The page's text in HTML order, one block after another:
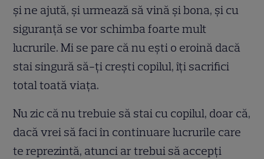
și ne ajută, și urmează să vină și bona, și cu
siguranță se vor schimba foarte mult
lucrurile. Mi se pare că nu ești o eroină dacă
stai singură să-ți crești copilul, îți sacrifici
total toată viața.
Nu zic că nu trebuie să stai cu copilul, doar că,
dacă vrei să faci în continuare lucrurile care
te reprezintă, atunci ar trebui să accepți